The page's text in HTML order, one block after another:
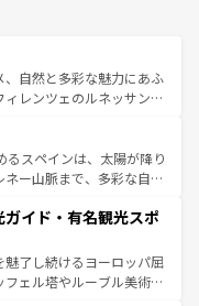
自然と多彩な魅力にあふ
ィレンツェのルネッサンス
景やアマルフィ海岸の絶
観光の合間には、本場の
ア料理を堪能することも
れない旅をしてみよう！
るスペインは、太陽が降り
ー山脈まで、多彩な自然
なフラメンコ、熱気あふ
が生活の一部となってい
雰囲気や、バルセロナの
は古代ローマ遺跡や中世
イド・有名観光スポ
了し続けるヨーロッパ屈
ェル塔やルーブル美術館